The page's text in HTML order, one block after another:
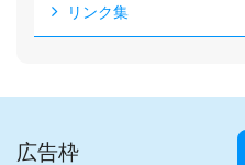
リンク集
広告枠